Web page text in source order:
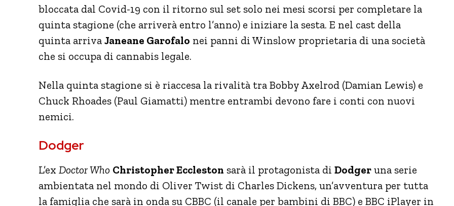
bloccata dal Covid-19 con il ritorno sul set solo nei mesi scorsi per completare la
quinta stagione (che arriverà entro l’anno) e iniziare la sesta. E nel cast della
quinta arriva Janeane Garofalo nei panni di Winslow proprietaria di una società
che si occupa di cannabis legale.
Nella quinta stagione si è riaccesa la rivalità tra Bobby Axelrod (Damian Lewis) e
Chuck Rhoades (Paul Giamatti) mentre entrambi devono fare i conti con nuovi
nemici.
Dodger
L’ex Doctor Who Christopher Eccleston sarà il protagonista di Dodger una serie
ambientata nel mondo di Oliver Twist di Charles Dickens, un’avventura per tutta
la famiglia che sarà in onda su CBBC (il canale per bambini di BBC) e BBC iPlayer in